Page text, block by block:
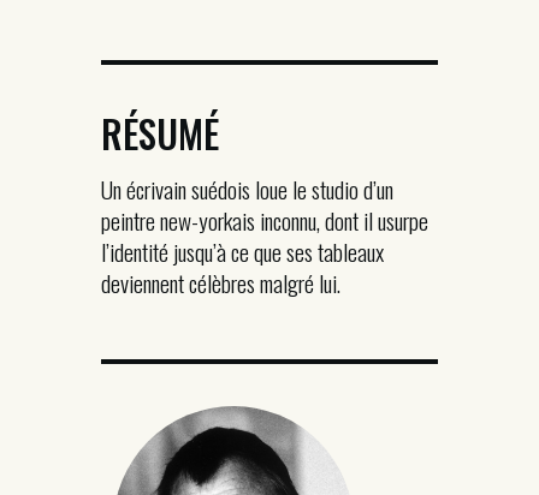
RÉSUMÉ
Un écrivain suédois loue le studio d’un
peintre new-yorkais inconnu, dont il usurpe
l’identité jusqu’à ce que ses tableaux
deviennent célèbres malgré lui.